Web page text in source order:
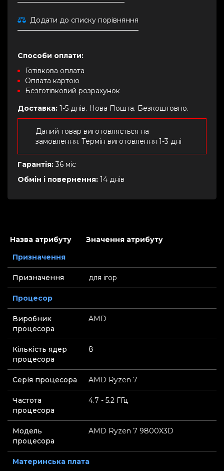
Додати до списку порівняння
Способи оплати:
Готівкова оплата
Оплата картою
Безготівковий розрахунок
Доставка: 1-5 днів. Нова Пошта. Безкоштовно.
Даний товар виготовляється на
замовлення. Термін виготовлення 1-3 дні
Гарантія:36 міс
Обмін і повернення: 14 днів
Назва атрибуту
Значення атрибуту
Призначення
Призначення для ігор
Процесор
Виробник
процесора
AMD
Кількість ядер
процесора
8
Серія процесора AMD Ryzen 7
Частота
процесора
4.7 - 5.2 ГГц
Модель
процесора
AMD Ryzen 7 9800X3D
Материнська плата